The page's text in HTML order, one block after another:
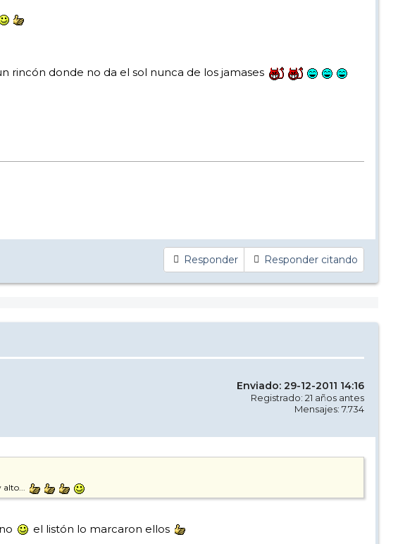
rincón donde no da el sol nunca de los jamases
Responder Responder citando
Enviado: 29-12-2011 14:16
Registrado: 21 años antes
Mensajes: 7.734
alto...
el listón lo marcaron ellos